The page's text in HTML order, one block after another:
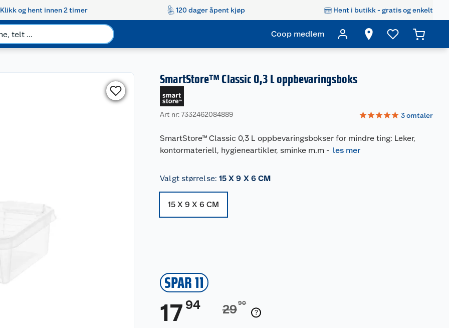
Klikk og hent innen 2 timer 120 dager åpent kjøp Hent i butikk - gratis og enkelt
Coop medlem
SmartStore™ Classic 0,3 L oppbevaringsboks
Art nr: 7332462084889 ☆☆☆☆☆ 3omtaler
SmartStore™ Classic 0,3 L oppbevaringsbokser for mindre ting: Leker,
kontormateriell, hygieneartikler, sminke m.m - les mer
Valgt størrelse: 15 X 9 X 6 CM
15 X 9 X 6 CM
SPAR 11
17 94 2990